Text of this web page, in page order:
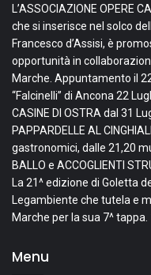
L’ASSOCIAZIONE OPERE
che si inserisce nel solco
Francesco d’Assisi, è
opportunità in
Marche. Appuntamento il
“Falcinelli” di Ancona 22
CASINE DI OSTRA dal 31
PAPPARDELLE AL
gastronomici, dalle 21,20
BALLO e ACCOGLIENTI
La 21^ edizione di Goletta
Legambiente che tutela e
Marche per la sua 7^ tappa.
Menu